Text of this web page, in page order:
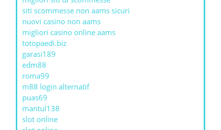
siti scommesse non aams sicuri
nuovi casino non aams
migliori casino online aams
totopaedi.biz
garasi189
edm88
roma99
m88 login alternatif
puas69
mantul138
slot online